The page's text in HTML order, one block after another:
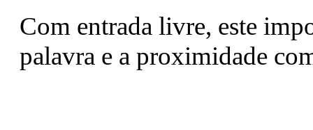
Com entrada livre, este
palavra e a proximidade